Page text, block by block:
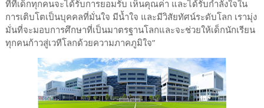
ที่ที่เด็กทุกคนจะได้รับการยอมรับ เห็นคุณค่า และได้รับกำลังใจใน
การเติบโตเป็นบุคคลที่มั่นใจ มีน้ำใจ และมีวิสัยทัศน์ระดับโลก เรามุ่ง
มั่นที่จะมอบการศึกษาที่เป็นมาตรฐานโลกและจะช่วยให้เด็กนักเรียน
ทุกคนก้าวสู่เวทีโลกด้วยความภาคภูมิใจ”